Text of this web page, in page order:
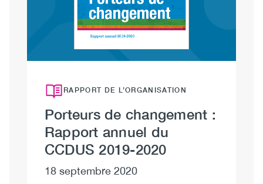
RAPPORT DE L’ORGANISATION
Porteurs de changement :
Rapport annuel du
CCDUS 2019-2020
18 septembre 2020